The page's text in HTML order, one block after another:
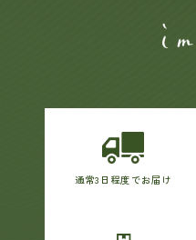
通常3日程度でお届け